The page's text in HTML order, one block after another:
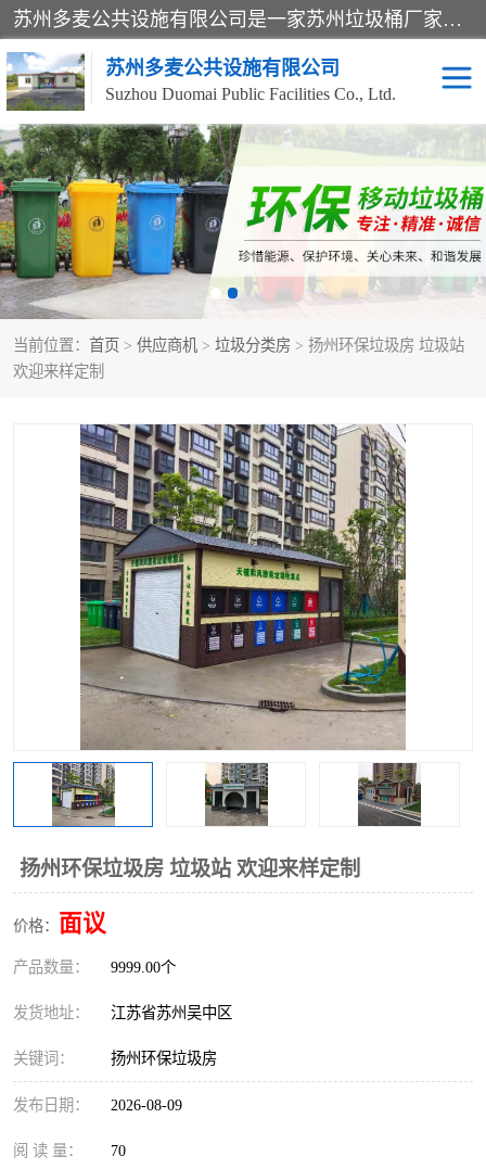
苏州多麦公共设施有限公司是一家苏州垃圾桶厂家，主营：塑料垃圾桶、分类果皮箱、户外园林椅、保安岗亭等产品厂家。全国统一热线电话：17105580222。公司组建完善的团队。设计人员，能根据客户要求，提供适合的设计方案，来满足客户的需求。
苏州多麦公共设施有限公司
Suzhou Duomai Public Facilities Co., Ltd.
当前位置： 首页 > 供应商机 > 垃圾分类房 > 扬州环保垃圾房 垃圾站
欢迎来样定制
扬州环保垃圾房 垃圾站 欢迎来样定制
价格： 面议
产品数量： 9999.00个
发货地址： 江苏省苏州吴中区
关键词： 扬州环保垃圾房
发布日期： 2026-08-09
阅 读 量： 70
办公室脚踩垃圾桶 保安岗亭
分类果皮箱 公园椅
垃圾分类房 塑料垃圾桶
防疫岗亭 吸烟岗亭